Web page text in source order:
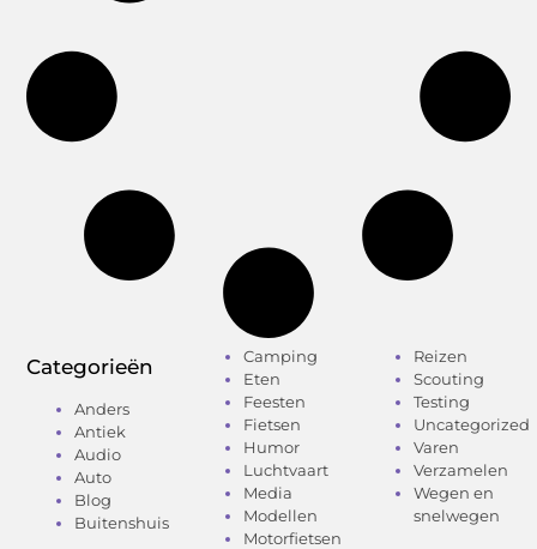
Categorieën
Anders
Antiek
Audio
Auto
Blog
Buitenshuis
Camping
Eten
Feesten
Fietsen
Humor
Luchtvaart
Media
Modellen
Motorfietsen
Reizen
Scouting
Testing
Uncategorized
Varen
Verzamelen
Wegen en
snelwegen